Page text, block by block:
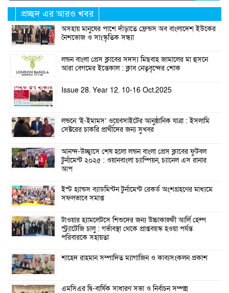
প্রচ্ছদ এর আরও খবর
অসহায় মানুষের পাশে দাঁড়াতে ফ্রেন্ডস অব বাংলাদেশ ইউকের
নৈশভোজ ও সাংস্কৃতিক সন্ধ্যা
লন্ডন বাংলা প্রেস ক্লাবের সদস্য মিছবাহ জামালের মা হুসনে
আরা বেগমের ইন্তেকাল : ক্লাব নেতৃবৃন্দের শোক
Issue 28. Year 12. 10-16 Oct.2025
লন্ডনে ‘ই-ইমামস’ ওয়েবসাইটের আনুষ্ঠানিক যাত্রা : ইসলামি
সেক্টরের চাকরি প্রার্থীদের জন্য সুখবর
আনন্দ-উচ্ছ্বাসে শেষ হলো লন্ডন বাংলা প্রেস ক্লাবের ফুটবল
টুর্নামেন্ট ২০২৫ : ওয়ানবাংলা চ্যাম্পিয়ন, চ্যানেল এস রানার
আপ
ইস্ট হ্যান্ডস ব্যাডমিন্টন টুর্নামেন্ট রেকর্ড অংশগ্রহণের মাধ্যমে
সফলভাবে সমাপ্ত
টাওয়ার হ্যামলেটসে শিশুদের জন্য উচ্চাকাঙ্ক্ষী আর্লি হেল্প
স্ট্র্যাটেজি চালু : গর্ভাবস্থা থেকে প্রাপ্তবয়স্ক হওয়া পর্যন্ত
পরিবারকে সহায়তা
শাহেদ রাহমান সম্পাদিত ম্যাগাজিন ও কাব্যসংকলন প্রকাশ
এমসিএর দ্বি-বার্ষিক সাধারণ সভা ও নির্বাচন সম্পন্ন